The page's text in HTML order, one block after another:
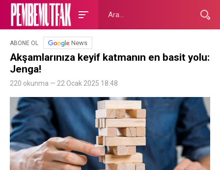
ABONE OL News
Akşamlarınıza keyif katmanın en basit yolu:
Jenga!
220 okunma — 22 Ocak 2025 18:48